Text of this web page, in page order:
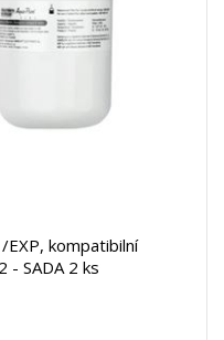
EXP, kompatibilní
- SADA 2 ks